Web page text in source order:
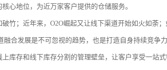
心地位，为近万家客户提供的仓储服务。
竹；近年来，O2O崛起又让线下渠道开始如火如荼
融合发展是不可忽视的趋势，也是打造自身持续竞争
库存和线下库存分割的管理壁垒，让客户享受一站